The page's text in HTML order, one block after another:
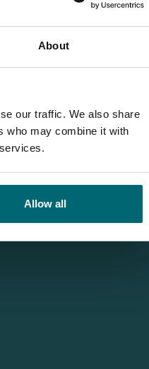
About
our traffic. We also share
who may combine it with
Allow all